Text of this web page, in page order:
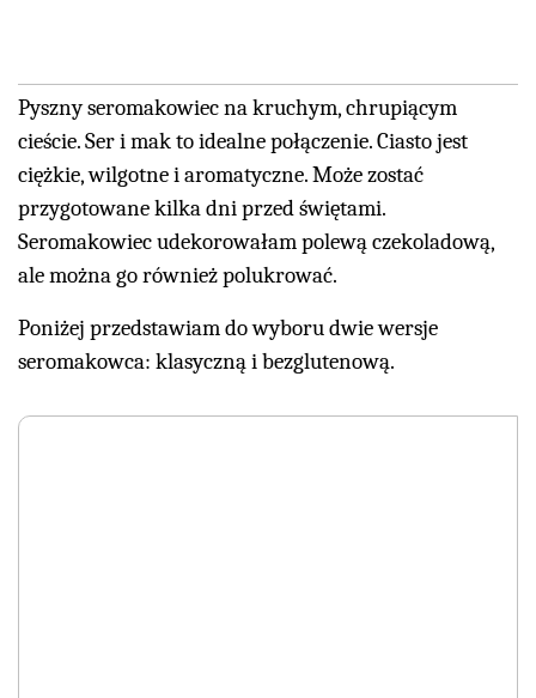
Pyszny seromakowiec na kruchym, chrupiącym
cieście. Ser i mak to idealne połączenie. Ciasto jest
ciężkie, wilgotne i aromatyczne. Może zostać
przygotowane kilka dni przed świętami.
Seromakowiec udekorowałam polewą czekoladową,
ale można go również polukrować.
Poniżej przedstawiam do wyboru dwie wersje
seromakowca: klasyczną i bezglutenową.